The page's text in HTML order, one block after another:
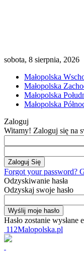
sobota, 8 sierpnia, 2026
Małopolska
Małopolska
Małopolska
Małopolska
Zaloguj
Witamy! Zaloguj się na
Forgot your password?
Odzyskiwanie hasła
Odzyskaj swoje hasło
Hasło zostanie wysłane
112Malopolska.pl